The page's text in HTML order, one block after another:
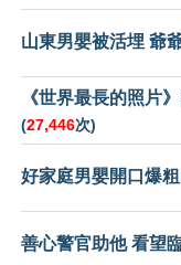
山東男嬰被活埋 爺
《世界最長的照片
(27,446次)
好家庭男嬰開口爆
善心警官助他 看望